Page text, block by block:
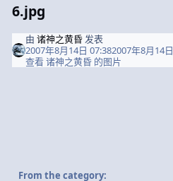
6.jpg
由诸神之黄昏 发表
2007年8月14日 07:382007年8月14日
查看 诸神之黄昏 的图片
From the category: